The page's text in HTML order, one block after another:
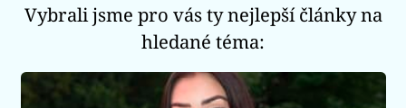
Vybrali jsme pro vás ty nejlepší články na
hledané téma: